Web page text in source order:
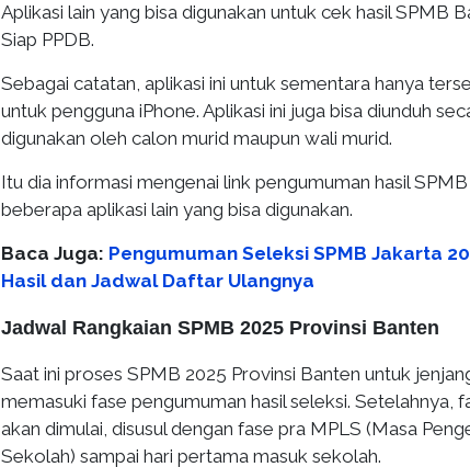
Aplikasi lain yang bisa digunakan untuk cek hasil SPMB
Siap PPDB.
Sebagai catatan, aplikasi ini untuk sementara hanya
untuk pengguna iPhone. Aplikasi ini juga bisa diunduh
digunakan oleh calon murid maupun wali murid.
Itu dia informasi mengenai link pengumuman hasil
beberapa aplikasi lain yang bisa digunakan.
Baca Juga: Pengumuman Seleksi SPMB Jakarta
Hasil dan Jadwal Daftar Ulangnya
Jadwal Rangkaian SPMB 2025 Provinsi Banten
Saat ini proses SPMB 2025 Provinsi Banten untuk
memasuki fase pengumuman hasil seleksi. Setelahnya,
akan dimulai, disusul dengan fase pra MPLS (Masa
Sekolah) sampai hari pertama masuk sekolah.